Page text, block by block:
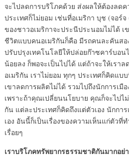
จะไปลดการบริโภคด้วย ส่งผลให้ต้องลด
ประเทศก็ไม่ยอม เช่นที่อเมริกา บุช (จอร์
ของชาวอเมริกาจะประนีประนอมไม่ได้
ชีวิตแบบคนอเมริกันก็คือ มีรถคนละคันสอ
ปรับปรุงเทคโนโลยีให้ปล่อยก๊าซคาร์บอ
น้อยลง ก็พอจะเป็นไปได้ แต่ถ้าจะให้เรา
อเมริกัน เราไม่ยอม ทุกๆ ประเทศก็คิดแ
เขาลดการผลิตไม่ได้ รวมไปถึงนักการเมื
เพราะถ้าคุณเปลี่ยนนโยบาย คุณก็จะไปไ
กัน แต่ละประเทศก็คิดถึงแต่ตัวเอง นักกา
เอง อันนี้ก็เป็นเรื่องของความเห็นแก่ตัวที่
เรื่อยๆ
เราบริโภคทรัพยากรธรรมชาติกันมากอ